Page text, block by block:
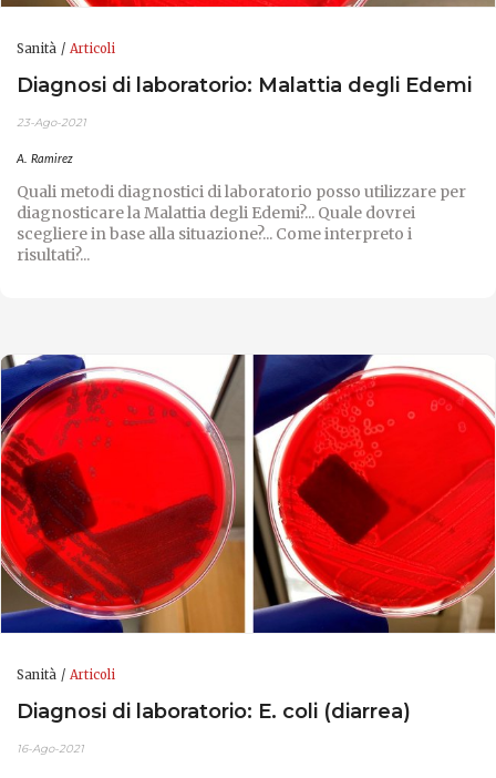
Sanità Articoli
Diagnosi di laboratorio: Malattia degli Edemi
23-Ago-2021
A. Ramirez
Quali metodi diagnostici di laboratorio posso utilizzare per
diagnosticare la Malattia degli Edemi?... Quale dovrei
scegliere in base alla situazione?... Come interpreto i
risultati?...
Sanità Articoli
Diagnosi di laboratorio: E. coli (diarrea)
16-Ago-2021